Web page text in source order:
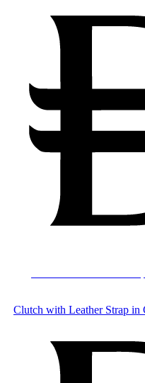
Clutch with Leather Strap in